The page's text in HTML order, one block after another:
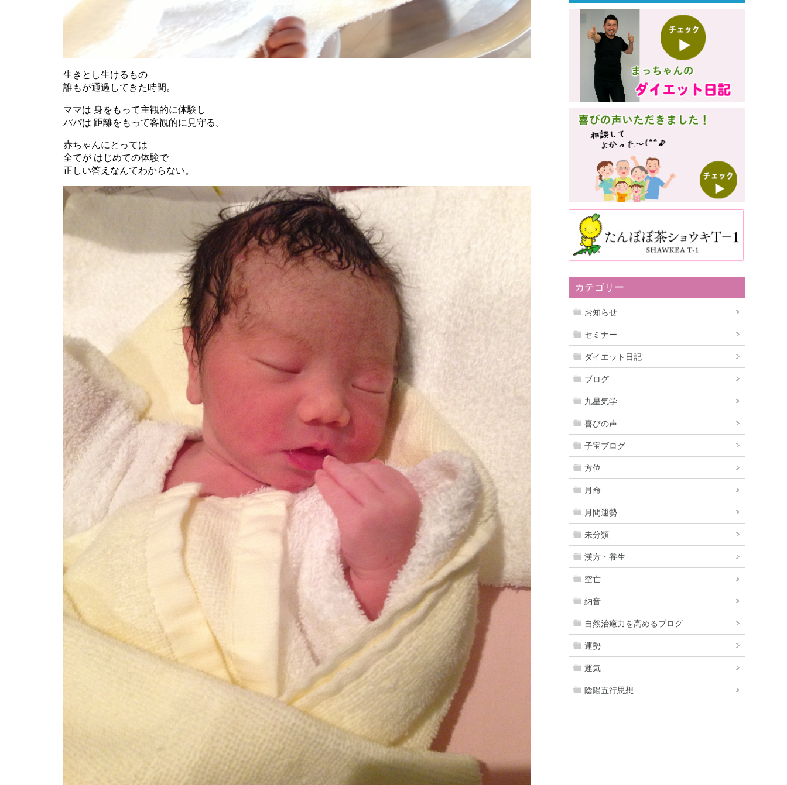
生きとし生けるもの
誰もが通過してきた時間。
ママは 身をもって主観的に体験し
パパは 距離をもって客観的に見守る。
赤ちゃんにとっては
全てが はじめての体験で
正しい答えなんてわからない。
カテゴリー
お知らせ
セミナー
ダイエット日記
ブログ
九星気学
喜びの声
子宝ブログ
方位
月命
月間運勢
未分類
漢方・養生
空亡
納音
自然治癒力を高めるブログ
運勢
運気
陰陽五行思想